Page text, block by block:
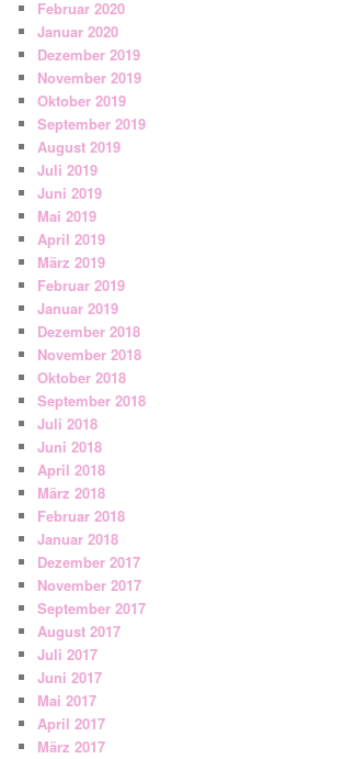
Februar 2020
Januar 2020
Dezember 2019
November 2019
Oktober 2019
September 2019
August 2019
Juli 2019
Juni 2019
Mai 2019
April 2019
März 2019
Februar 2019
Januar 2019
Dezember 2018
November 2018
Oktober 2018
September 2018
Juli 2018
Juni 2018
April 2018
März 2018
Februar 2018
Januar 2018
Dezember 2017
November 2017
September 2017
August 2017
Juli 2017
Juni 2017
Mai 2017
April 2017
März 2017